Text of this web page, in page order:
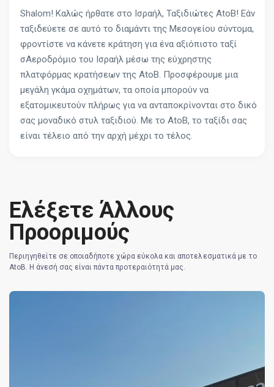
Shalom! Καλώς ήρθατε στο Ισραήλ, Ταξιδιώτες AtoB! Εάν
ταξιδεύετε σε αυτό το διαμάντι της Μεσογείου σύντομα,
φροντίστε να κάνετε κράτηση για ένα αξιόπιστο ταξί
σΑεροδρόμιο του Ισραήλ μέσω της εύχρηστης
πλατφόρμας κρατήσεων της AtoB. Προσφέρουμε μια
μεγάλη γκάμα οχημάτων, τα οποία μπορούν να
εξατομικευτούν πλήρως για να ανταποκρίνονται στο δικό
σας μοναδικό στυλ ταξιδιού. Με το AtoB, το ταξίδι σας
είναι τέλειο από την αρχή μέχρι το τέλος.
Ελέξετε Άλλους
Προοριμούς
Περιηγηθείτε σε οποιαδήποτε χώρα εύκολα και αποτελεσματικά με το
AtoB. Η άνεσή σας είναι πάντα προτεραιότητά μας.